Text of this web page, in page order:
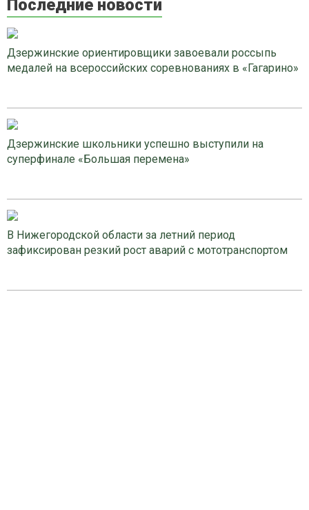
Последние новости
Дзержинские ориентировщики завоевали россыпь
медалей на всероссийских соревнованиях в «Гагарино»
Дзержинские школьники успешно выступили на
суперфинале «Большая перемена»
В Нижегородской области за летний период
зафиксирован резкий рост аварий с мототранспортом